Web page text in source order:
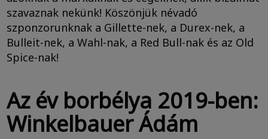
szavaznak nekünk! Köszönjük névadó
szponzorunknak a Gillette-nek, a Durex-nek, a
Bulleit-nek, a Wahl-nak, a Red Bull-nak és az Old
Spice-nak!
Az év borbélya 2019-ben:
Winkelbauer Ádám